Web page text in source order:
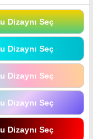
Dizaynı Seç
Dizaynı Seç
Dizaynı Seç
Dizaynı Seç
Dizaynı Seç